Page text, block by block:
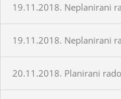
19.11.2018. Neplanirani
19.11.2018. Neplanirani
20.11.2018. Planirani